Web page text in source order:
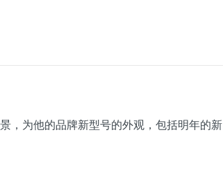
，为他的品牌新型号的外观，包括明年的新